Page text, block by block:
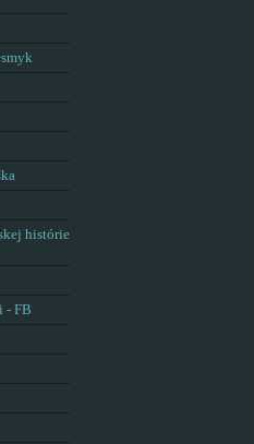
histórie
- FB